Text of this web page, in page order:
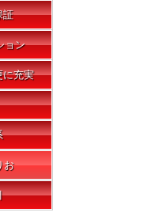
証
ョン
に充実
お